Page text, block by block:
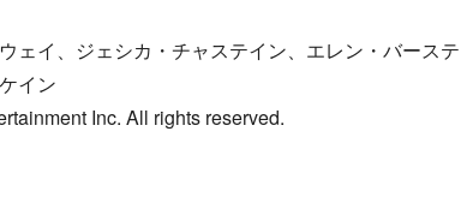
ェイ、ジェシカ・チャステイン、エレン・バーステ
イン
Inc. All rights reserved.